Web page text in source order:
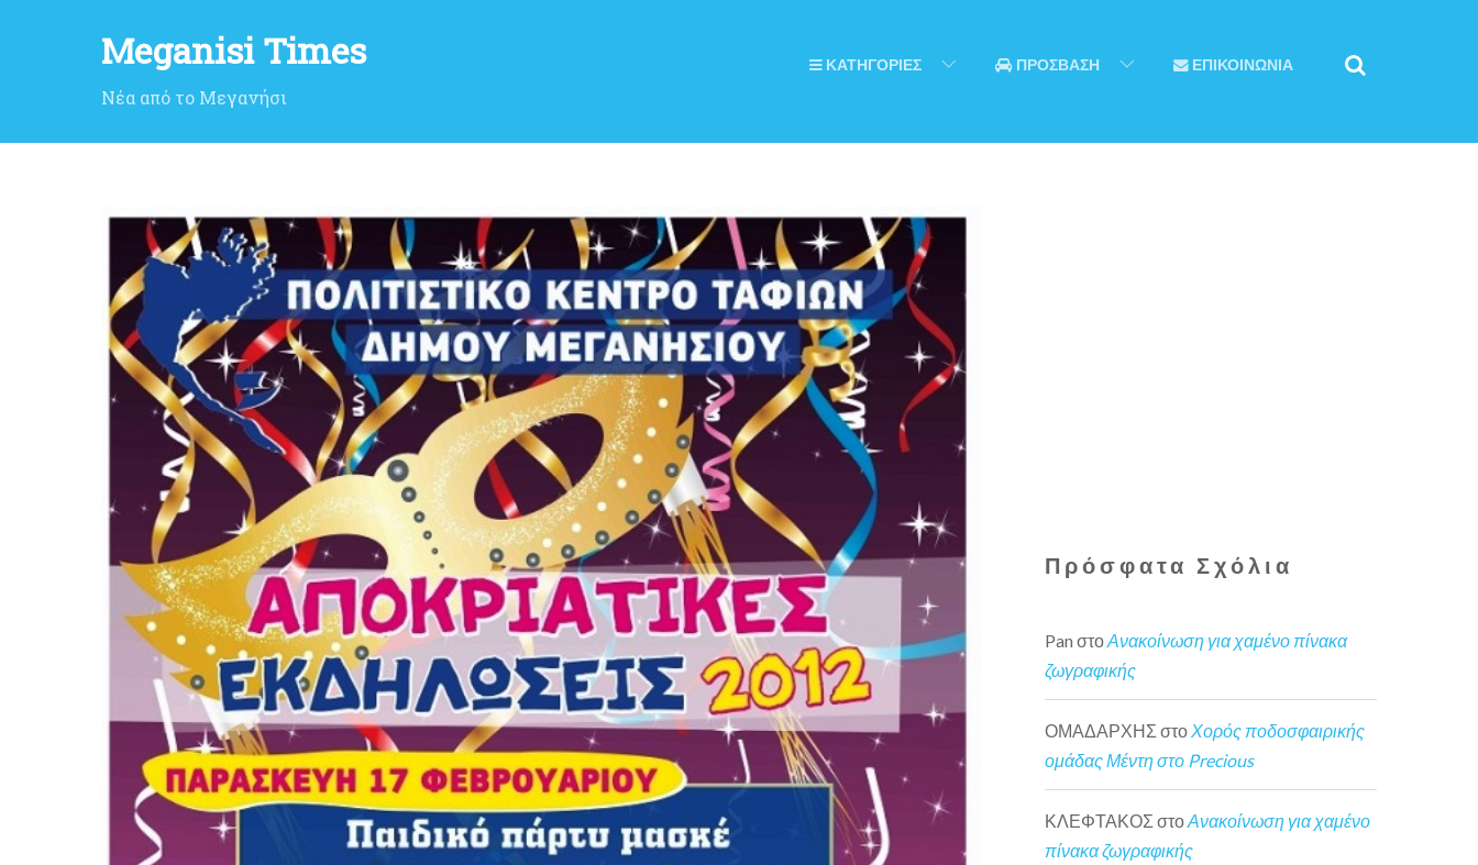
Meganisi Times
Νέα από το Μεγανήσι
ΚΑΤΗΓΟΡΙΕΣ ΠΡΟΣΒΑΣΗ ΕΠΙΚΟΙΝΩΝΙΑ
Πρόσφατα Σχόλια
Pan στοΑνακοίνωση για χαμένο πίνακα
ζωγραφικής
ΟΜΑΔΑΡΧΗΣ στο Χορός ποδοσφαιρικής
ομάδας Μέντη στο Precious
ΚΛΕΦΤΑΚΟΣ στοΑνακοίνωση για χαμένο
πίνακα ζωγραφικής